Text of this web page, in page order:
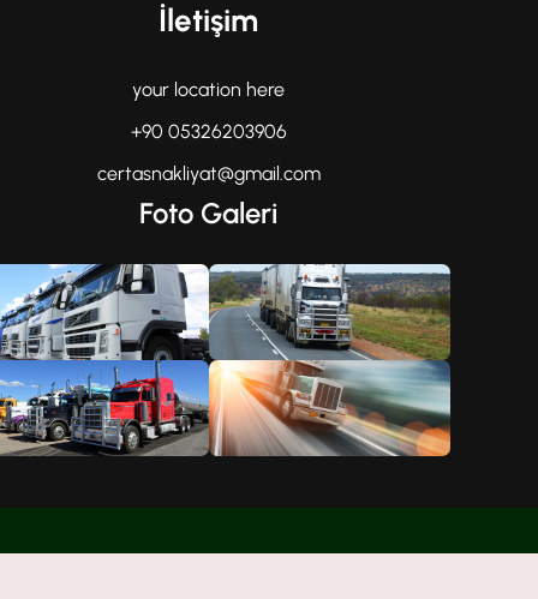
İletişim
your location here
+90 05326203906
certasnakliyat@gmail.com
Foto Galeri